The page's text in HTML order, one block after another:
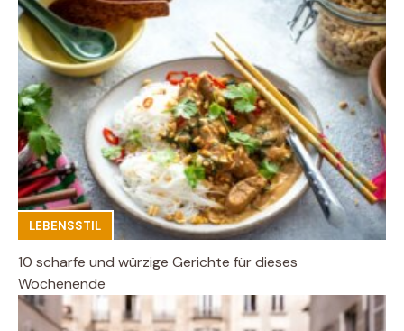
LEBENSSTIL
10 scharfe und würzige Gerichte für dieses
Wochenende